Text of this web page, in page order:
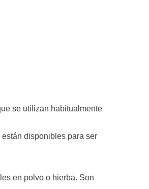
se utilizan habitualmente
disponibles para ser
en polvo o hierba. Son